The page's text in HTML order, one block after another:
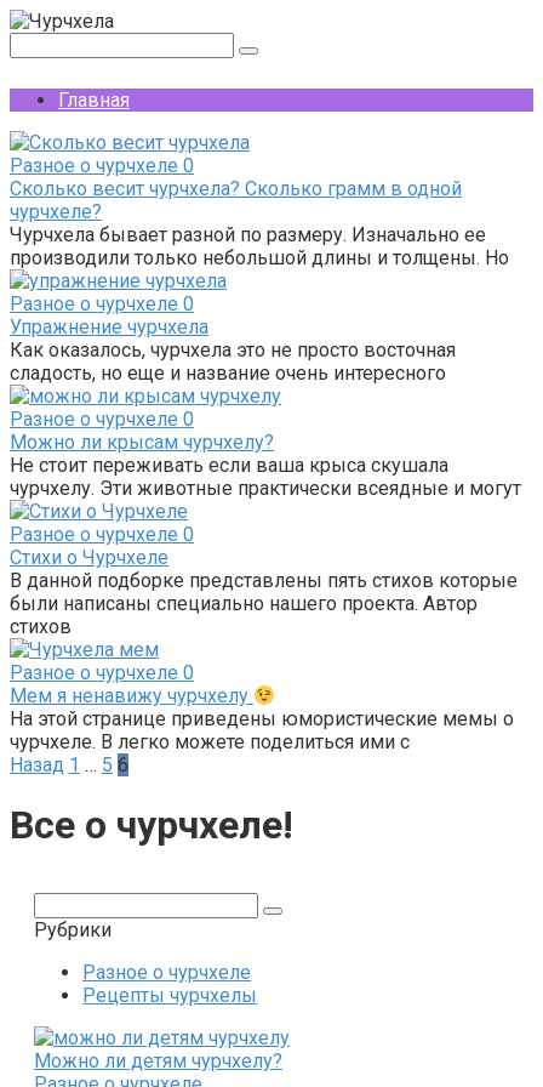
Перейти
контенту
Главная
Разное о чурчхеле 0
Сколько весит чурчхела? Сколько грамм в одной
чурчхеле?
Чурчхела бывает разной по размеру. Изначально ее
производили только небольшой длины и толщены. Но
Разное о чурчхеле 0
Упражнение чурчхела
Как оказалось, чурчхела это не просто восточная
сладость, но еще и название очень интересного
Разное о чурчхеле 0
Можно ли крысам чурчхелу?
Не стоит переживать если ваша крыса скушала
чурчхелу. Эти животные практически всеядные и могут
Разное о чурчхеле 0
Стихи о Чурчхеле
В данной подборке представлены пять стихов которые
были написаны специально нашего проекта. Автор
стихов
Разное о чурчхеле 0
Мем я ненавижу чурчхелу
На этой странице приведены юмористические мемы о
чурчхеле. В легко можете поделиться ими с
Пагинация
Назад 1 … 5 6
Все о чурчхеле!
Рубрики
Разное о чурчхеле
Рецепты чурчхелы
Можно ли детям чурчхелу?